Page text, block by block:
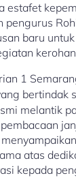
estafet
pengurus
baru
1
bertindak
melantik
atas
kepada